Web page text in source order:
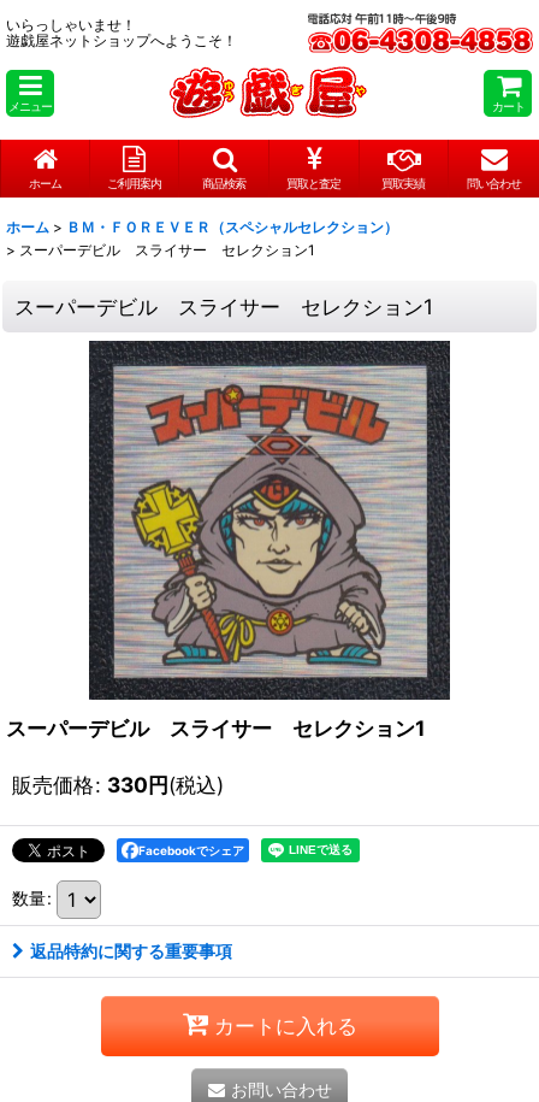
いらっしゃいませ！
遊戯屋ネットショップへようこそ！
メニュー カート
ホーム ご利用案内 商品検索 買取と査定 買取実績 問い合わせ
ホーム > ＢＭ・ＦＯＲＥＶＥＲ（スペシャルセレクション）
> スーパーデビル スライサー セレクション1
スーパーデビル スライサー セレクション1
スーパーデビル スライサー セレクション1
販売価格: 330円(税込)
Facebookでシェア
数量:
返品特約に関する重要事項
カートに入れる
お問い合わせ